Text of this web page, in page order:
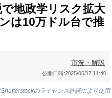
地政学リスク拡大
は10万ドル台で推
市況・解説
公開日時:2025/06/17 11:40
Shutterstockのライセンス許諾により使用